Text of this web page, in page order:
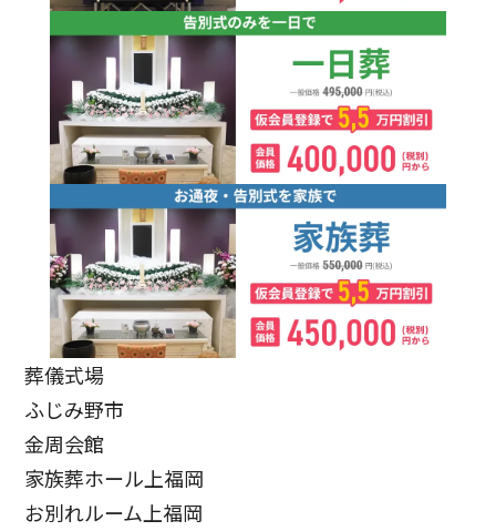
葬儀式場
ふじみ野市
金周会館
家族葬ホール上福岡
お別れルーム上福岡